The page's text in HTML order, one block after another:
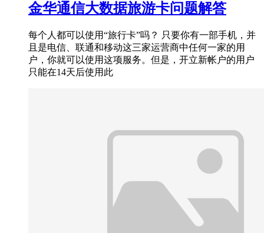
金华通信大数据旅游卡问题解答
每个人都可以使用“旅行卡”吗？ 只要你有一部手机，并
且是电信、联通和移动这三家运营商中任何一家的用
户，你就可以使用这项服务。但是，开立新帐户的用户
只能在14天后使用此